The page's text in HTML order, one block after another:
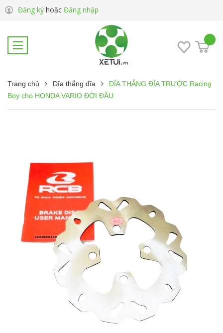
Đăng ký hoặc Đăng nhập
Trang chủ Dĩa thắng đĩa
DĨA THẮNG ĐĨA TRƯỚC Racing
Boy cho HONDA VARIO ĐỜI ĐẦU